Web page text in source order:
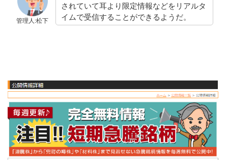
管理人:松下
されていて耳より限定情報などをリアルタ
イムで受信することができるようだ。